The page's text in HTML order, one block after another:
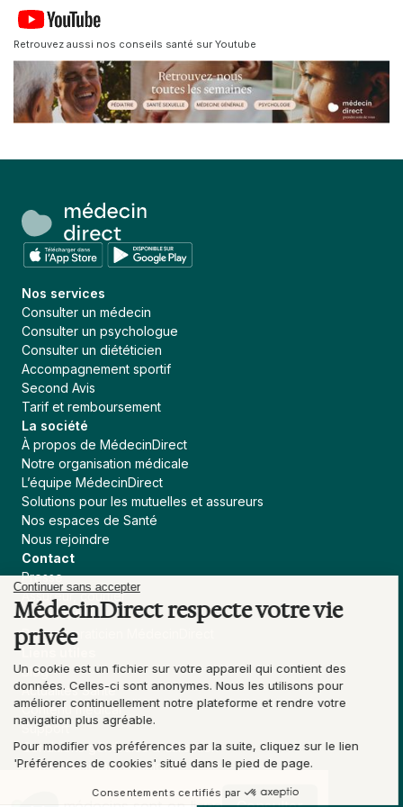
Retrouvez aussi nos conseils santé sur Youtube
Nos services
Consulter un médecin
Consulter un psychologue
Consulter un diététicien
Accompagnement sportif
Second Avis
Tarif et remboursement
La société
À propos de MédecinDirect
Notre organisation médicale
L’équipe MédecinDirect
Solutions pour les mutuelles et assureurs
Nos espaces de Santé
Nous rejoindre
Contact
Presse
Assureur, courtier
Collectivités
Devenir praticien MédecinDirect
Blog
Actualités Santé
Contenu médical
Support
Conditions générales d'utilisation
Ligne d’assistance éthique
Accessibilité du site : Partiellement conforme
Continuer sans accepter
MédecinDirect respecte votre vie
privée
Un cookie est un fichier sur votre appareil qui contient des
données. Celles-ci sont anonymes. Nous les utilisons pour
améliorer continuellement notre plateforme et rendre votre
navigation plus agréable.
Pour modifier vos préférences par la suite, cliquez sur le lien
'Préférences de cookies' situé dans le pied de page.
Consentements certifiés par